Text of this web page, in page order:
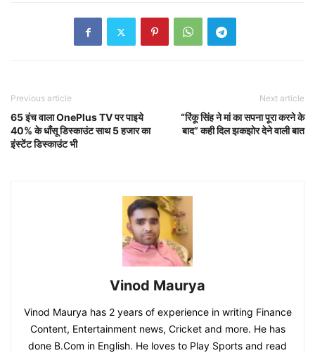
Previous article
65 इंच वाला OnePlus TV पर पाइये
40% के धाँसू डिस्काउंट साथ 5 हजार का
इंस्टेंट डिस्काउंट भी
Next article
“रिंकू सिंह ने मां का सपना पूरा करने के
बाद” कही दिल झकझोर देने वाली बात
Vinod Maurya
Vinod Maurya has 2 years of experience in writing Finance
Content, Entertainment news, Cricket and more. He has
done B.Com in English. He loves to Play Sports and read